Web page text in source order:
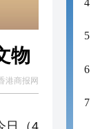
物
港商报网